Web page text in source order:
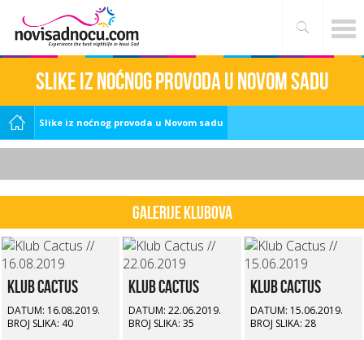
Slike iz noćnog provoda u Novom sadu
Slike iz noćnog provoda u Novom sadu
Galerije klubova
Klub Cactus
DATUM: 16.08.2019.
BROJ SLIKA: 40
Klub Cactus
DATUM: 22.06.2019.
BROJ SLIKA: 35
Klub Cactus
DATUM: 15.06.2019.
BROJ SLIKA: 28